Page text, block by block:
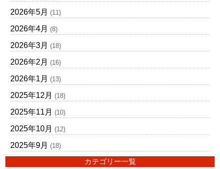
2026年5月 (11)
2026年4月 (8)
2026年3月 (18)
2026年2月 (16)
2026年1月 (13)
2025年12月 (18)
2025年11月 (10)
2025年10月 (12)
2025年9月 (18)
カテゴリー一覧